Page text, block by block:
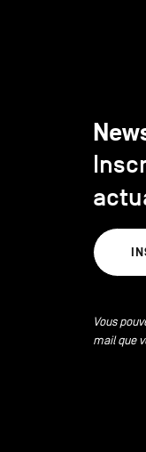
Vous
mail que